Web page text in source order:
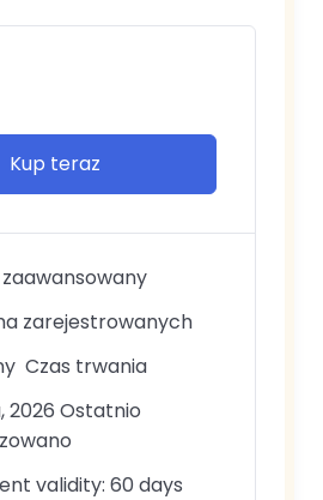
Kup teraz
zarejestrowanych
Czas trwania
2026 Ostatnio
validity: 60 days